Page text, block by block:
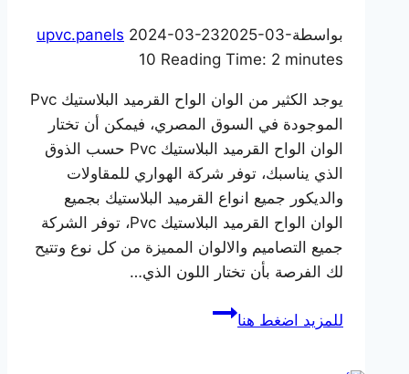
بواسطة upvc.panels 2024-03-232025-03-
10 Reading Time: 2 minutes
يوجد الكثير من الوان الواح القرميد البلاستيك Pvc
الموجودة في السوق المصري، فيمكن أن تختار
الوان الواح القرميد البلاستيك Pvc حسب الذوق
الذي يناسبك، توفر شركة الهواري للمقاولات
والديكور جميع انواع القرميد البلاستيك بجميع
الوان الواح القرميد البلاستيك Pvc، توفر الشركة
جميع التصاميم والالوان المميزة من كل نوع وتتيح
لك الفرصة بأن تختار اللون الذي…
للمزيد اضغط هناشاهد